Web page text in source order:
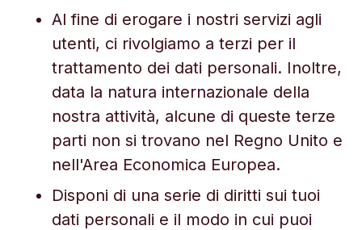
Al fine di erogare i nostri servizi agli
utenti, ci rivolgiamo a terzi per il
trattamento dei dati personali. Inoltre,
data la natura internazionale della
nostra attività, alcune di queste terze
parti non si trovano nel Regno Unito e
nell'Area Economica Europea.
Disponi di una serie di diritti sui tuoi
dati personali e il modo in cui puoi